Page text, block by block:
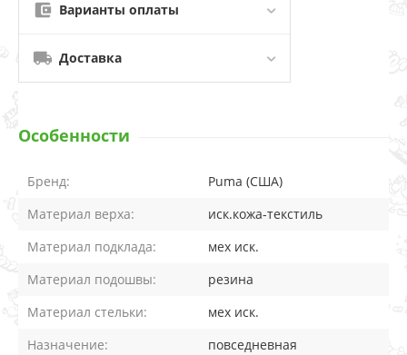
Варианты оплаты
Доставка
Особенности
Бренд:
Puma (США)
Материал верха:
иск.кожа-текстиль
Материал подклада:
мех иск.
Материал подошвы:
резина
Материал стельки:
мех иск.
Назначение:
повседневная